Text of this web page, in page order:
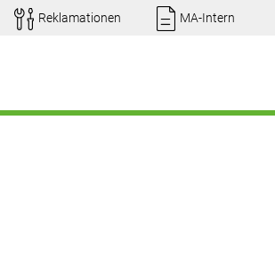
Reklamationen MA-Intern